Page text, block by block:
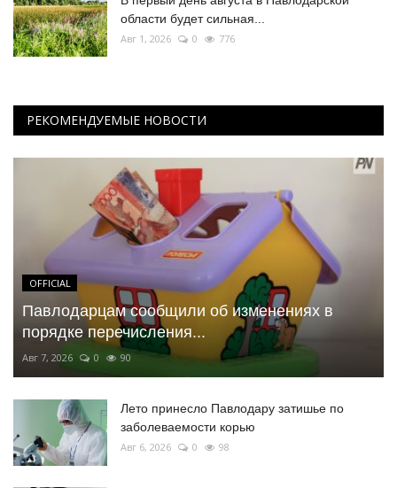
области будет сильная...
Авг 1, 2026 0 776
РЕКОМЕНДУЕМЫЕ НОВОСТИ
OFFICIAL
Павлодарцам сообщили об изменениях в
порядке перечисления...
Авг 7, 2026 0 90
Лето принесло Павлодару затишье по
заболеваемости корью
Авг 6, 2026 0 98